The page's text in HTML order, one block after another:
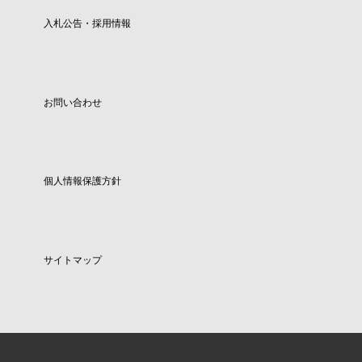
入札公告・採用情報
お問い合わせ
個人情報保護方針
サイトマップ